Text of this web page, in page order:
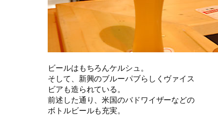
ビールはもちろんケルシュ。
そして、新興のブルーパブらしくヴァイス
ビアも造られている。
前述した通り、米国のバドワイザーなどの
ボトルビールも充実。